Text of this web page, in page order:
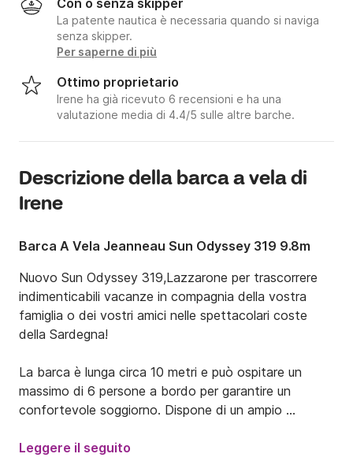
Con o senza skipper
La patente nautica è necessaria quando si naviga
senza skipper.
Per saperne di più
Ottimo proprietario
Irene ha già ricevuto 6 recensioni e ha una
valutazione media di 4.4/5 sulle altre barche.
Descrizione della barca a vela di
Irene
Barca A Vela Jeanneau Sun Odyssey 319 9.8m
Nuovo Sun Odyssey 319,Lazzarone per trascorrere
indimenticabili vacanze in compagnia della vostra
famiglia o dei vostri amici nelle spettacolari coste
della Sardegna!
La barca è lunga circa 10 metri e può ospitare un
massimo di 6 persone a bordo per garantire un
confortevole soggiorno. Dispone di un ampio
sedute laterali e tavolo centrale per mangiare in
Leggere il seguito